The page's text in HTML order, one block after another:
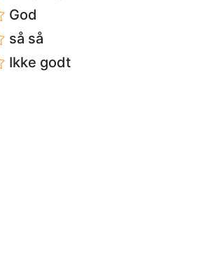
God
så så
Ikke godt